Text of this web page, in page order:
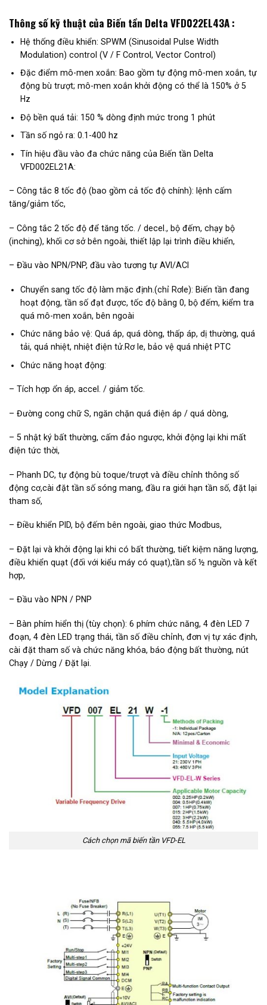
Thông số kỹ thuật của Biến tần Delta VFD022EL43A :
Hệ thống điều khiển: SPWM (Sinusoidal Pulse Width
Modulation) control (V / F Control, Vector Control)
Đặc điểm mô-men xoắn: Bao gồm tự động mô-men xoắn, tự
động bù trượt; mô-men xoắn khởi động có thể là 150% ở 5
Hz
Độ bền quá tải: 150 % dòng định mức trong 1 phút
Tần số ngỏ ra: 0.1-400 hz
Tín hiệu đầu vào đa chức năng của Biến tần Delta
VFD002EL21A:
– Công tắc 8 tốc độ (bao gồm cả tốc độ chính): lệnh cấm
tăng/giảm tốc,
– Công tắc 2 tốc độ để tăng tốc. / decel., bộ đếm, chạy bộ
(inching), khối cơ sở bên ngoài, thiết lập lại trình điều khiển,
– Đầu vào NPN/PNP, đầu vào tương tự AVI/ACI
Chuyển sang tốc độ làm mặc định.(chỉ Rơle): Biến tần đang
hoạt động, tần số đạt được, tốc độ bằng 0, bộ đếm, kiểm tra
quá mô-men xoắn, bên ngoài
Chức năng bảo vệ: Quá áp, quá dòng, thấp áp, dị thường, quá
tải, quá nhiệt, nhiệt điện tử.Rơ le, bảo vệ quá nhiệt PTC
Chức năng hoạt động:
– Tích hợp ổn áp, accel. / giảm tốc.
– Đường cong chữ S, ngăn chặn quá điện áp / quá dòng,
– 5 nhật ký bất thường, cấm đảo ngược, khởi động lại khi mất
điện tức thời,
– Phanh DC, tự động bù toque/trượt và điều chỉnh thông số
động cơ,cài đặt tần số sóng mang, đầu ra giới hạn tần số, đặt lại
tham số,
– Điều khiển PID, bộ đếm bên ngoài, giao thức Modbus,
– Đặt lại và khởi động lại khi có bất thường, tiết kiệm năng lượng,
điều khiển quạt (đối với kiểu máy có quạt),tần số ½ nguồn và kết
hợp,
– Đầu vào NPN / PNP
– Bàn phím hiển thị (tùy chọn): 6 phím chức năng, 4 đèn LED 7
đoạn, 4 đèn LED trạng thái, tần số điều chỉnh, đơn vị tự xác định,
cài đặt tham số và chức năng khóa, báo động bất thường, nút
Chạy / Dừng / Đặt lại.
Cách chọn mã biến tần VFD-EL